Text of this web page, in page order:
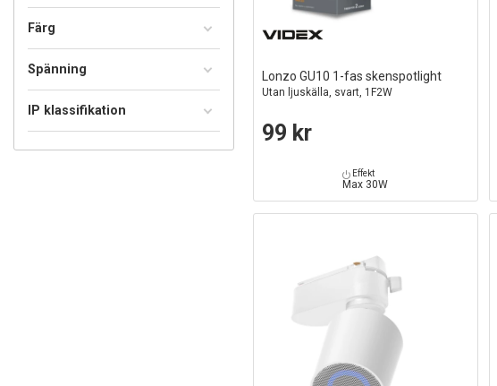
Lonzo GU10 1-fas skenspotlight
Utan ljuskälla, svart, 1F2W
99 kr
Effekt
Max 30W
Färg
Spänning
IP klassifikation